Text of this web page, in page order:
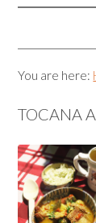
You are here:
TOCANA